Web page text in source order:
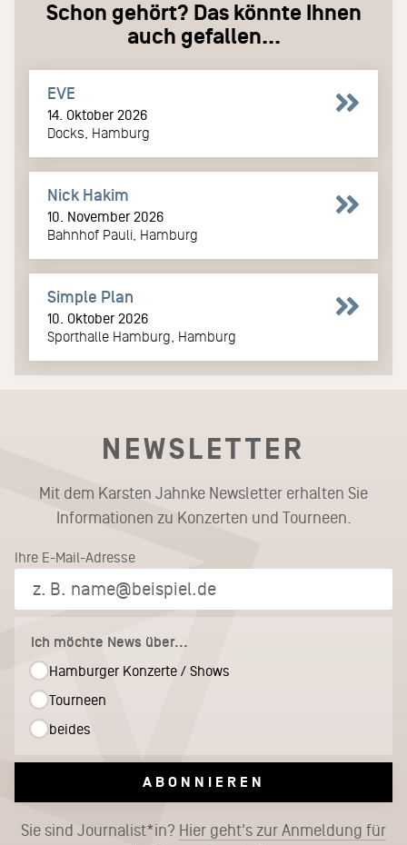
Schon gehört? Das könnte Ihnen
auch gefallen...
EVE
14. Oktober 2026
Docks, Hamburg
Nick Hakim
10. November 2026
Bahnhof Pauli, Hamburg
Simple Plan
10. Oktober 2026
Sporthalle Hamburg, Hamburg
NEWSLETTER
Mit dem Karsten Jahnke Newsletter erhalten Sie
Informationen zu Konzerten und Tourneen.
Ihre E-Mail-Adresse
Ich möchte News über...
Hamburger Konzerte / Shows
Tourneen
beides
ABONNIEREN
Sie sind Journalist*in? Hier geht's zur Anmeldung für